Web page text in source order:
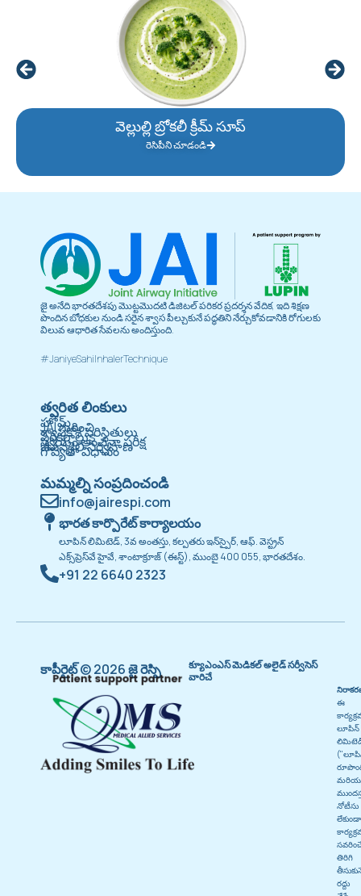
వెల్లుల్లి బ్రోకలీ క్రీమ్ సూప్
రెసిపీని చూడండి
జై అనేది భారతదేశపు మొట్టమొదటి డిజిటల్ పరికర ప్రదర్శన వేదిక, ఇది శిక్షణ
పొందిన బోధకుల నుండి సరైన శ్వాస పీల్చుకునే పద్ధతిని నేర్చుకోవడానికి రోగులకు
విలువ ఆధారిత సేవలను అందిస్తుంది.
#JaniyeSahiInhalerTechnique
త్వరిత లింకులు
హోమ్
JAI గురించి
శ్వాసకోశ పరిస్థితులు
పరికరాలుs
స్వయం అంచనా పరీక్ష
జీవనశైలి నిర్వహణ
గోప్యతా విధానం
మమ్మల్ని సంప్రదించండి
info@jairespi.com
భారత కార్పొరేట్ కార్యాలయం
లూపిన్ లిమిటెడ్, 3వ అంతస్తు, కల్పతరు ఇన్‌స్పైర్, ఆఫ్. వెస్ట్రన్
ఎక్స్‌ప్రెస్‌వే హైవే, శాంటాక్రూజ్ (ఈస్ట్), ముంబై 400 055, భారతదేశం.
+91 22 6640 2323
కాపీరైట్ © 2026 జై రెస్పి
క్యూఎంఎస్ మెడికల్ అలైడ్ సర్వీసెస్
వారిచే
ఈ
లూపిన్
నోటీసు
లేకుండా
తిరిగి
రద్దు